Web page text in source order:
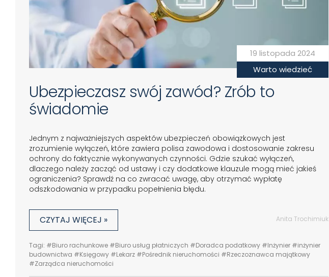
19 listopada 2024
Warto wiedzieć
Ubezpieczasz swój zawód? Zrób to
świadomie
Jednym z najważniejszych aspektów ubezpieczeń obowiązkowych jest
zrozumienie wyłączeń, które zawiera polisa zawodowa i dostosowanie zakresu
ochrony do faktycznie wykonywanych czynności. Gdzie szukać wyłączeń,
dlaczego należy zacząć od ustawy i czy dodatkowe klauzule mogą mieć jakieś
ograniczenia? Sprawdź na co zwracać uwagę, aby otrzymać wypłatę
odszkodowania w przypadku popełnienia błędu.
Anita Trochimiuk
CZYTAJ WIĘCEJ »
Tagi: #Biuro rachunkowe #Biuro usług płatniczych #Doradca podatkowy #Inżynier #inżynier
budownictwa #Księgowy #Lekarz #Pośrednik nieruchomości #Rzeczoznawca majątkowy
#Zarządca nieruchomości